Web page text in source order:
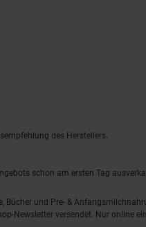
des Herstellers.
schon am ersten Tag
und Pre- &
Newsletter versendet. Nur online